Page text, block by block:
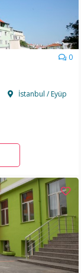
0
İstanbul / Eyüp